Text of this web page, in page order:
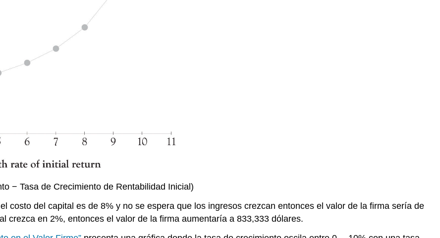
− Tasa de Crecimiento de Rentabilidad Inicial)
costo del capital es de 8% y no se espera que los ingresos crezcan entonces el valor de la firma sería de
crezca en 2%, entonces el valor de la firma aumentaría a 833,333 dólares.